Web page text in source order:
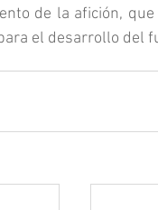
de la afición,
el desarrollo del